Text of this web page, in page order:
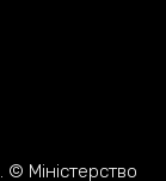
Міністерство